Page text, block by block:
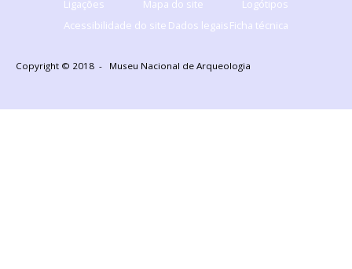
Ligações Mapa do site
Logótipos
Acessibilidade do site Dados legaisFicha técnica
Copyright © 2018 - Museu Nacional de Arqueologia